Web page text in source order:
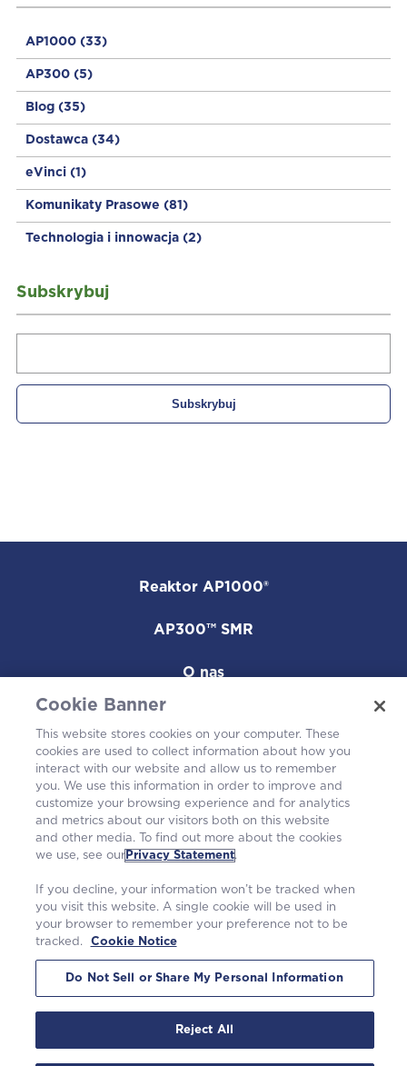
AP1000 (33)
AP300 (5)
Blog (35)
Dostawca (34)
eVinci (1)
Komunikaty Prasowe (81)
Technologia i innowacja (2)
Subskrybuj
Reaktor AP1000®
AP300™ SMR
O nas
W społeczności
Warunki korzystania Powiadomienie o plikach cookie
Cookie Banner
This website stores cookies on your computer. These
cookies are used to collect information about how you
interact with our website and allow us to remember
you. We use this information in order to improve and
customize your browsing experience and for analytics
and metrics about our visitors both on this website
and other media. To find out more about the cookies
we use, see our Privacy Statement.
If you decline, your information won’t be tracked when
you visit this website. A single cookie will be used in
your browser to remember your preference not to be
tracked.
Cookie Notice
Do Not Sell or Share My Personal Information
Reject All